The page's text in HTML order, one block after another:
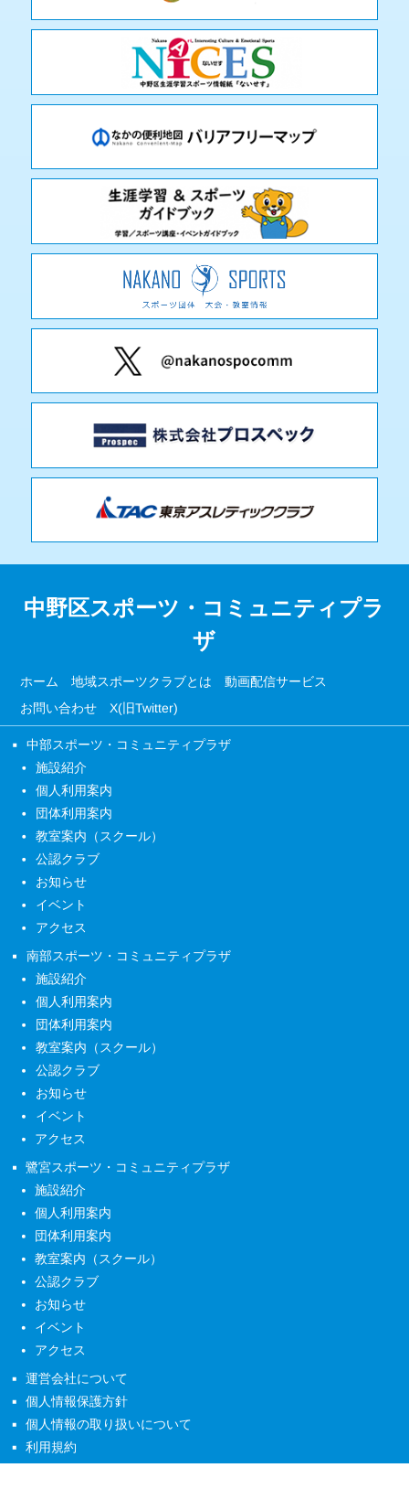
中野区スポーツ・コミュニティプラ
ザ
ホーム 地域スポーツクラブとは 動画配信サービス
お問い合わせ X(旧Twitter)
中部スポーツ・コミュニティプラザ
施設紹介
個人利用案内
団体利用案内
教室案内（スクール）
公認クラブ
お知らせ
イベント
アクセス
南部スポーツ・コミュニティプラザ
施設紹介
個人利用案内
団体利用案内
教室案内（スクール）
公認クラブ
お知らせ
イベント
アクセス
鷺宮スポーツ・コミュニティプラザ
施設紹介
個人利用案内
団体利用案内
教室案内（スクール）
公認クラブ
お知らせ
イベント
アクセス
運営会社について
個人情報保護方針
個人情報の取り扱いについて
利用規約